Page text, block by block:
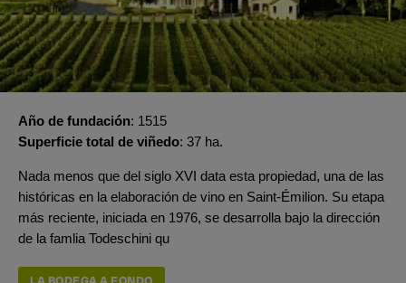
Año de fundación 1515
Superficie total de viñedo 37 ha.
Nada menos que del siglo XVI data esta propiedad, una de las
históricas en la elaboración de vino en Saint-Émilion. Su etapa
más reciente, iniciada en 1976, se desarrolla bajo la dirección
de la famlia Todeschini qu